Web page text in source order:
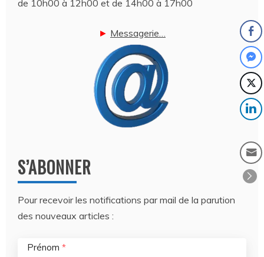
de 10h00 à 12h00 et de 14h00 à 17h00
► Messagerie…
S’ABONNER
Pour recevoir les notifications par mail de la parution
des nouveaux articles :
Prénom *